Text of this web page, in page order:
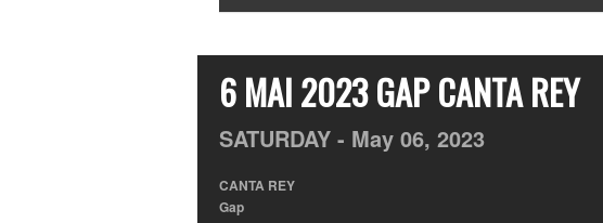
6 MAI 2023 GAP CANTA REY
SATURDAY - May 06, 2023
CANTA REY
Gap